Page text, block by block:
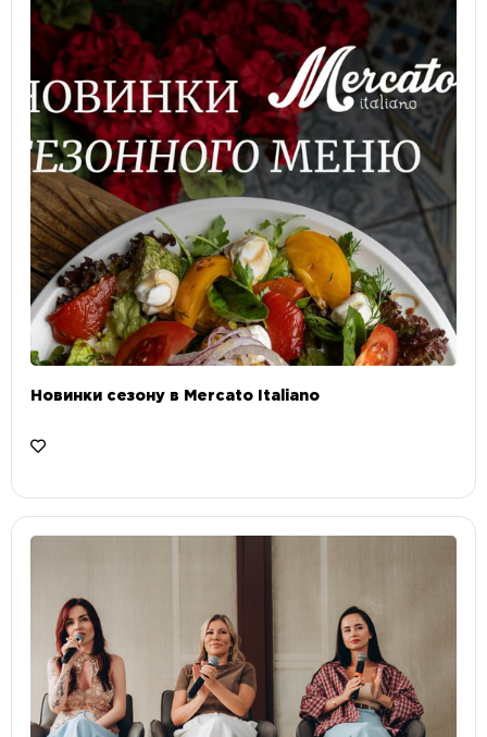
Новинки сезону в Mercato Italiano